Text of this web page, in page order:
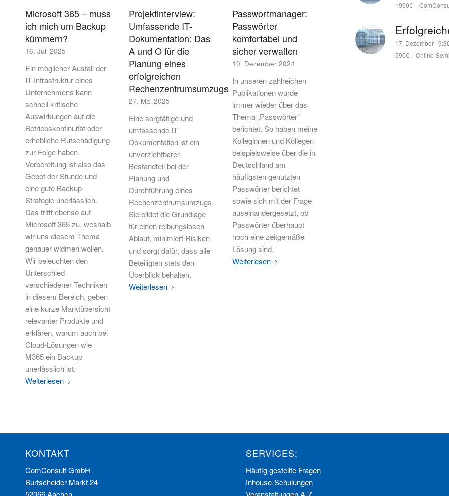
Microsoft 365 – muss
ich mich um Backup
kümmern?
16. Juli 2025
Ein möglicher Ausfall der
IT-Infrastruktur eines
Unternehmens kann
schnell kritische
Auswirkungen auf die
Betriebskontinuität oder
erhebliche Rufschädigung
zur Folge haben.
Vorbereitung ist also das
Gebot der Stunde und
eine gute Backup-
Strategie unerlässlich.
Das trifft ebenso auf
Microsoft 365 zu, weshalb
wir uns diesem Thema
genauer widmen wollen.
Wir beleuchten den
Unterschied
verschiedener Techniken
in diesem Bereich, geben
eine kurze Marktübersicht
relevanter Produkte und
erklären, warum auch bei
Cloud-Lösungen wie
M365 ein Backup
unerlässlich ist.
Weiterlesen
Projektinterview:
Umfassende IT-
Dokumentation: Das
A und O für die
Planung eines
erfolgreichen
Rechenzentrumsumzugs
27. Mai 2025
Eine sorgfältige und
umfassende IT-
Dokumentation ist ein
unverzichtbarer
Bestandteil bei der
Planung und
Durchführung eines
Rechenzentrumsumzugs.
Sie bildet die Grundlage
für einen reibungslosen
Ablauf, minimiert Risiken
und sorgt dafür, dass alle
Beteiligten stets den
Überblick behalten.
Weiterlesen
Passwortmanager:
Passwörter
komfortabel und
sicher verwalten
10. Dezember 2024
In unseren zahlreichen
Publikationen wurde
immer wieder über das
Thema „Passwörter“
berichtet. So haben meine
Kolleginnen und Kollegen
beispielsweise über die in
Deutschland am
häufigsten genutzten
Passwörter berichtet
sowie sich mit der Frage
auseinandergesetzt, ob
Passwörter überhaupt
noch eine zeitgemäße
Lösung sind.
Weiterlesen
1990€ -
17. Dezember |
590€ -Online-
KONTAKT
ComConsult GmbH
Burtscheider Markt 24
SERVICES:
Häufig gestellte Fragen
Inhouse-Schulungen